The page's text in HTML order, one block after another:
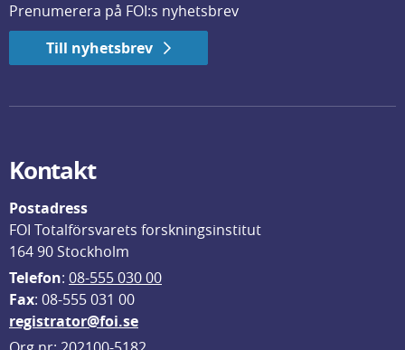
Prenumerera på FOI:s nyhetsbrev
Till nyhetsbrev
Kontakt
Postadress
FOI Totalförsvarets forskningsinstitut
164 90 Stockholm
Telefon: 08-555 030 00
Fax: 08-555 031 00
registrator@foi.se